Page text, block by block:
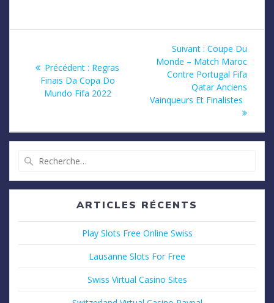
l’article
Précédent : Article
précédent
:
Regras
Finais Da Copa Do
Mundo Fifa 2022
Suivant : Article
suivant
:
Coupe Du
Monde – Match Maroc
Contre Portugal Fifa
Qatar Anciens
Vainqueurs Et Finalistes
:
ARTICLES RÉCENTS
Play Slots Free Online Swiss
Lausanne Slots For Free
Swiss Virtual Casino Sites